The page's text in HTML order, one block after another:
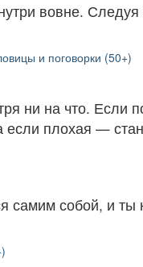
вовне.
и поговорки (50+)
ни на что. Если
если плохая —
самим собой, и ты